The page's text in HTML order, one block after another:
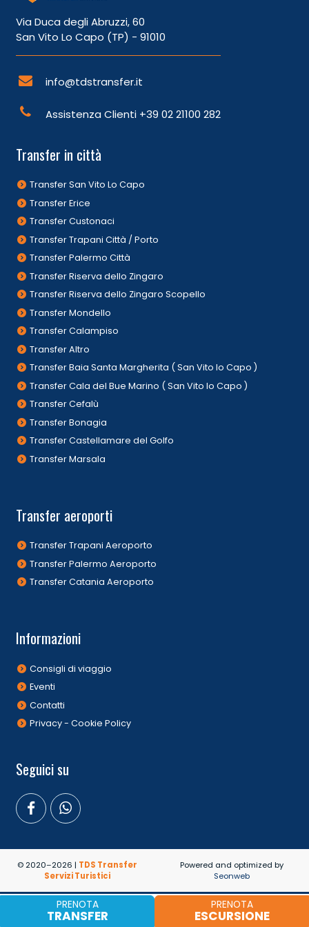
PRENOTA
TRANSFER
PRENOTA
ESCURSIONE
Via Duca degli Abruzzi, 60
San Vito Lo Capo (TP) - 91010
info@tdstransfer.it
Assistenza Clienti +39 02 21100 282
Transfer in città
Transfer San Vito Lo Capo
Transfer Erice
Transfer Custonaci
Transfer Trapani Città / Porto
Transfer Palermo Città
Transfer Riserva dello Zingaro
Transfer Riserva dello Zingaro Scopello
Transfer Mondello
Transfer Calampiso
Transfer Altro
Transfer Baia Santa Margherita ( San Vito lo Capo )
Transfer Cala del Bue Marino ( San Vito lo Capo )
Transfer Cefalù
Transfer Bonagia
Transfer Castellamare del Golfo
Transfer Marsala
Transfer aeroporti
Transfer Trapani Aeroporto
Transfer Palermo Aeroporto
Transfer Catania Aeroporto
Informazioni
Consigli di viaggio
Eventi
Contatti
Privacy - Cookie Policy
Seguici su
© 2020–2026 | TDS Transfer
Servizi Turistici
Powered and optimized by
Seonweb